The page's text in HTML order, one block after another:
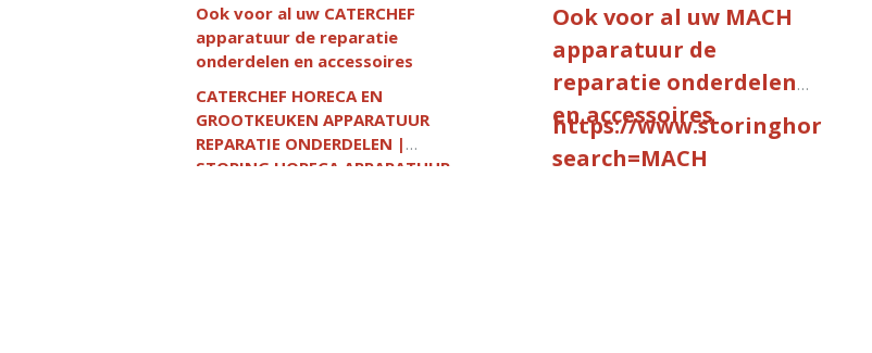
Ook voor al uw CATERCHEF
apparatuur de reparatie
onderdelen en accessoires
CATERCHEF HORECA EN
GROOTKEUKEN APPARATUUR
REPARATIE ONDERDELEN |
STORING HORECA APPARATUUR
Ook voor al uw MACH
apparatuur de
reparatie onderdelen
en accessoires
https://
search=MACH